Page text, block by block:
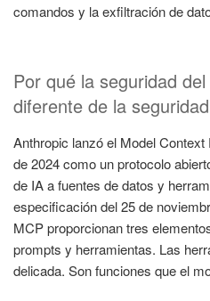
comandos y la exfiltración de
Por qué la seguridad
diferente de la
Anthropic lanzó el Model
de 2024 como un protocolo
de IA a fuentes de datos y
especificación del 25 de
MCP proporcionan tres
prompts y herramientas. Las
delicada. Son funciones que el